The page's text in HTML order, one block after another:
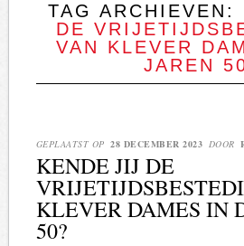
TAG ARCHIEVEN:
DE
VAN KLEVER
JAREN
GEPLAATST OP 28 DECEMBER 2023 DOOR
KENDE JIJ DE
KLEVER DAMES IN
50?